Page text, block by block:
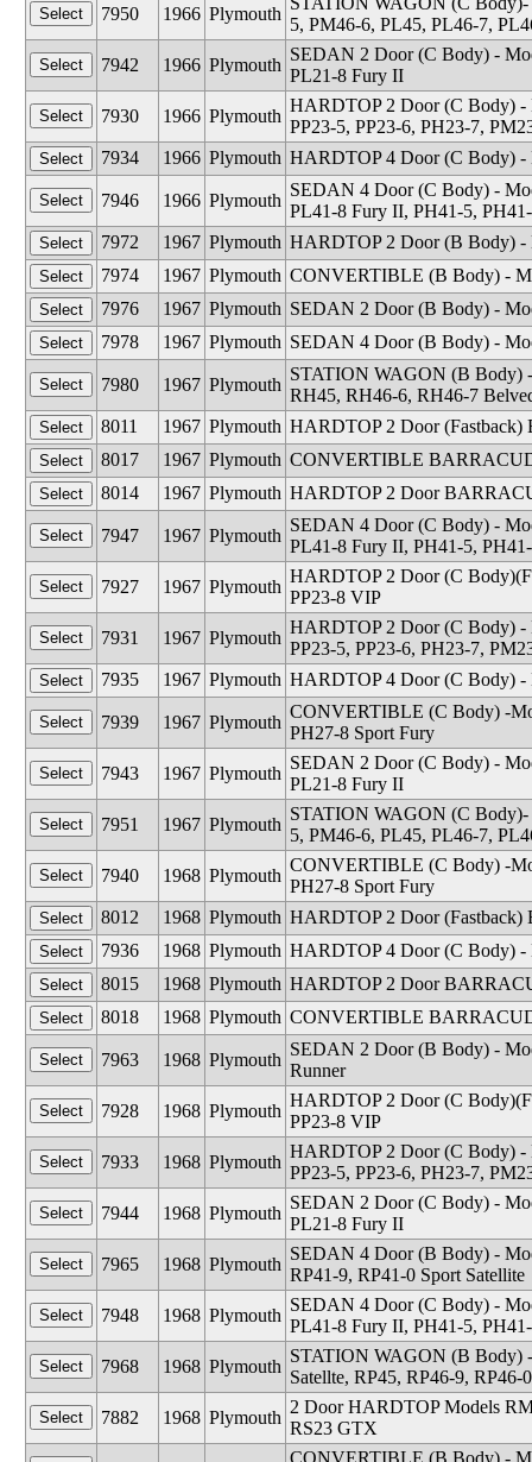
7950 1966 Plymouth
5, PM46-6, PL45, PL46-7,
7942
1966 Plymouth
SEDAN 2 Door (C Body) -
PL21-8 Fury II
7930
1966 Plymouth
HARDTOP 2 Door (C Body) -
PP23-5, PP23-6, PH23-7,
7934
1966 Plymouth HARDTOP 4 Door (C Body) -
7946 1966 Plymouth
SEDAN 4 Door (C Body) -
PL41-8 Fury II, PH41-5,
7972
1967 Plymouth HARDTOP 2 Door (B Body) -
7974
1967 Plymouth CONVERTIBLE (B Body) -
7976
1967 Plymouth SEDAN 2 Door (B Body) -
7978
1967 Plymouth SEDAN 4 Door (B Body) -
7980 1967 Plymouth
STATION WAGON (B Body)
RH45, RH46-6, RH46-7
8011
1967 Plymouth HARDTOP 2 Door
8017
1967 Plymouth CONVERTIBLE
8014
1967 Plymouth HARDTOP 2 Door
7947 1967 Plymouth
SEDAN 4 Door (C Body) -
PL41-8 Fury II, PH41-5,
7927
1967 Plymouth
HARDTOP 2 Door (C
PP23-8 VIP
7931
1967 Plymouth
HARDTOP 2 Door (C Body) -
PP23-5, PP23-6, PH23-7,
7935
1967 Plymouth HARDTOP 4 Door (C Body) -
7939 1967 Plymouth
CONVERTIBLE (C Body) -
PH27-8 Sport Fury
7943
1967 Plymouth
SEDAN 2 Door (C Body) -
PL21-8 Fury II
7951
1967 Plymouth
STATION WAGON (C Body)-
5, PM46-6, PL45, PL46-7,
7940
1968 Plymouth
CONVERTIBLE (C Body) -
PH27-8 Sport Fury
8012
1968 Plymouth HARDTOP 2 Door
7936
1968 Plymouth HARDTOP 4 Door (C Body) -
8015
1968 Plymouth HARDTOP 2 Door
8018
1968 Plymouth CONVERTIBLE
7963 1968 Plymouth
SEDAN 2 Door (B Body) -
Runner
7928
1968 Plymouth
HARDTOP 2 Door (C
PP23-8 VIP
7933
1968 Plymouth
HARDTOP 2 Door (C Body) -
PP23-5, PP23-6, PH23-7,
7944
1968 Plymouth
SEDAN 2 Door (C Body) -
PL21-8 Fury II
7965
1968 Plymouth
SEDAN 4 Door (B Body) -
RP41-9, RP41-0 Sport Satellite
7948
1968 Plymouth
SEDAN 4 Door (C Body) -
PL41-8 Fury II, PH41-5,
7968
1968 Plymouth
STATION WAGON (B Body)
Satellte, RP45, RP46-9, RP46-
7882
1968 Plymouth
2 Door HARDTOP Models
RS23 GTX